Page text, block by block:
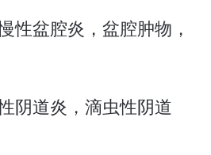
性盆腔炎，盆腔肿物，
阴道炎，滴虫性阴道